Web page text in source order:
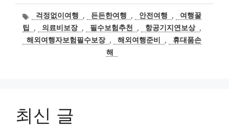
태걱정없이여행 , 든든한여행 , 안전여행 ,
여행꿀
팁
, 의료비보장 , 필수보험추천 , 항공기지연보상 ,
해외여행자보험필수보장 , 해외여행준비 ,
휴대품손
해
최신 글